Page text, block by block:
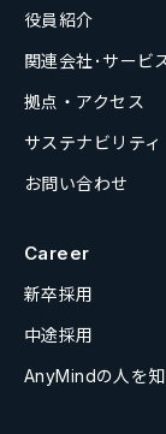
役員紹介
関連会社･サービ
拠点・アクセス
サステナビリティ
お問い合わせ
Career
新卒採用
中途採用
AnyMindの人を